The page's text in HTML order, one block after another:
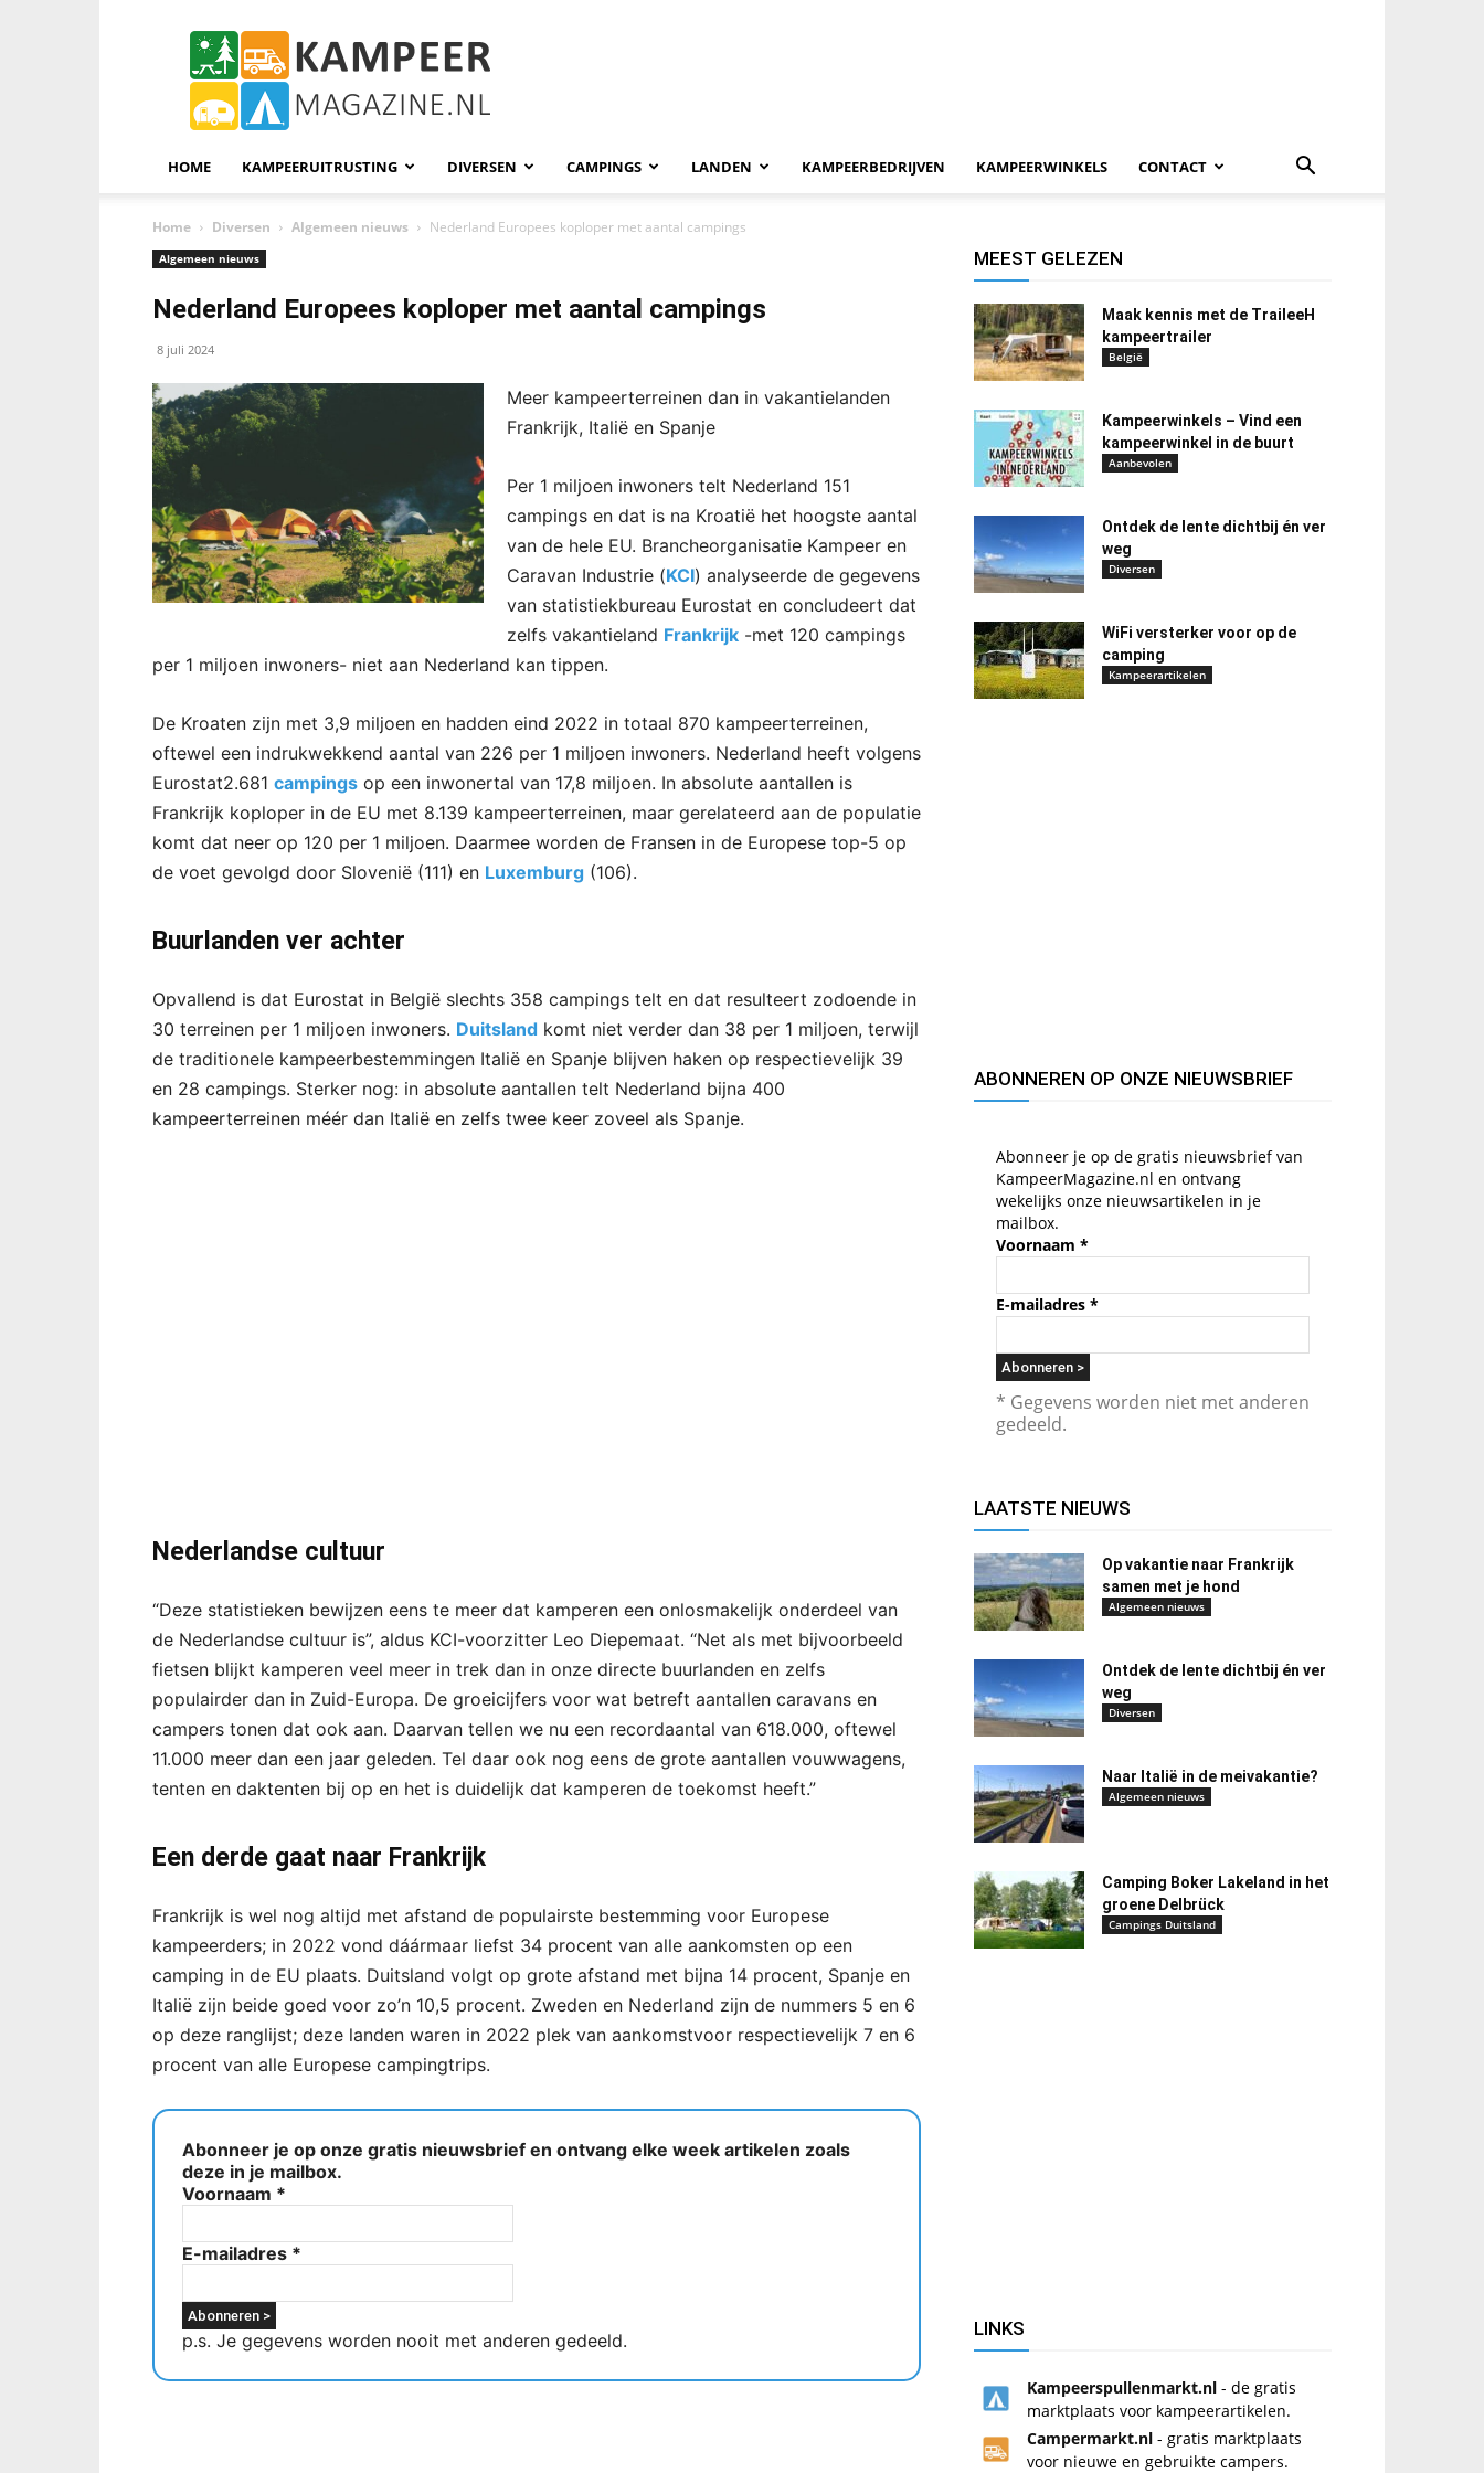
KampeerMagazine
HOME KAMPEERUITRUSTING DIVERSEN CAMPINGS LANDEN KAMPEERBEDRIJVEN KAMPEERWINKELS CONTACT
Home Diversen Algemeen nieuws Nederland Europees koploper met aantal campings
Algemeen nieuws
Nederland Europees koploper met aantal campings
8 juli 2024
Meer kampeerterreinen dan in vakantielanden
Frankrijk, Italië en Spanje
Per 1 miljoen inwoners telt Nederland 151
campings en dat is na Kroatië het hoogste aantal
van de hele EU. Brancheorganisatie Kampeer en
Caravan Industrie (KCI) analyseerde de gegevens
van statistiekbureau Eurostat en concludeert dat
zelfs vakantieland Frankrijk -met 120 campings
per 1 miljoen inwoners- niet aan Nederland kan tippen.
De Kroaten zijn met 3,9 miljoen en hadden eind 2022 in totaal 870 kampeerterreinen,
oftewel een indrukwekkend aantal van 226 per 1 miljoen inwoners. Nederland heeft volgens
Eurostat2.681 campings op een inwonertal van 17,8 miljoen. In absolute aantallen is
Frankrijk koploper in de EU met 8.139 kampeerterreinen, maar gerelateerd aan de populatie
komt dat neer op 120 per 1 miljoen. Daarmee worden de Fransen in de Europese top-5 op
de voet gevolgd door Slovenië (111) en Luxemburg (106).
Buurlanden ver achter
Opvallend is dat Eurostat in België slechts 358 campings telt en dat resulteert zodoende in
30 terreinen per 1 miljoen inwoners. Duitsland komt niet verder dan 38 per 1 miljoen, terwijl
de traditionele kampeerbestemmingen Italië en Spanje blijven haken op respectievelijk 39
en 28 campings. Sterker nog: in absolute aantallen telt Nederland bijna 400
kampeerterreinen méér dan Italië en zelfs twee keer zoveel als Spanje.
Nederlandse cultuur
“Deze statistieken bewijzen eens te meer dat kamperen een onlosmakelijk onderdeel van
de Nederlandse cultuur is”, aldus KCI-voorzitter Leo Diepemaat. “Net als met bijvoorbeeld
fietsen blijkt kamperen veel meer in trek dan in onze directe buurlanden en zelfs
populairder dan in Zuid-Europa. De groeicijfers voor wat betreft aantallen caravans en
campers tonen dat ook aan. Daarvan tellen we nu een recordaantal van 618.000, oftewel
11.000 meer dan een jaar geleden. Tel daar ook nog eens de grote aantallen vouwwagens,
tenten en daktenten bij op en het is duidelijk dat kamperen de toekomst heeft.”
Een derde gaat naar Frankrijk
Frankrijk is wel nog altijd met afstand de populairste bestemming voor Europese
kampeerders; in 2022 vond dáármaar liefst 34 procent van alle aankomsten op een
camping in de EU plaats. Duitsland volgt op grote afstand met bijna 14 procent, Spanje en
Italië zijn beide goed voor zo’n 10,5 procent. Zweden en Nederland zijn de nummers 5 en 6
op deze ranglijst; deze landen waren in 2022 plek van aankomstvoor respectievelijk 7 en 6
procent van alle Europese campingtrips.
Abonneer je op onze gratis nieuwsbrief en ontvang elke week artikelen zoals
deze in je mailbox.
Voornaam *
E-mailadres *
p.s. Je gegevens worden nooit met anderen gedeeld.
MEEST GELEZEN
Maak kennis met de TraileeH
kampeertrailer
België
Kampeerwinkels – Vind een
kampeerwinkel in de buurt
Aanbevolen
Ontdek de lente dichtbij én ver
weg
Diversen
WiFi versterker voor op de
camping
Kampeerartikelen
ABONNEREN OP ONZE NIEUWSBRIEF
Abonneer je op de gratis nieuwsbrief van
KampeerMagazine.nl en ontvang
wekelijks onze nieuwsartikelen in je
mailbox.
Voornaam *
E-mailadres *
* Gegevens worden niet met anderen
gedeeld.
LAATSTE NIEUWS
Op vakantie naar Frankrijk
samen met je hond
Algemeen nieuws
Ontdek de lente dichtbij én ver
weg
Diversen
Naar Italië in de meivakantie?
Algemeen nieuws
Camping Boker Lakeland in het
groene Delbrück
Campings Duitsland
LINKS
Kampeerspullenmarkt.nl - de gratis
marktplaats voor kampeerartikelen.
Campermarkt.nl - gratis marktplaats
voor nieuwe en gebruikte campers.